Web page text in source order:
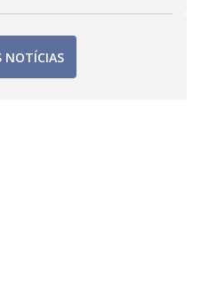
NOTÍCIAS